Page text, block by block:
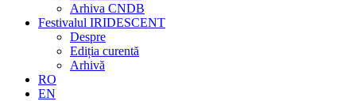
Arhiva CNDB
Festivalul IRIDESCENT
Despre
Ediția curentă
Arhivă
RO
EN